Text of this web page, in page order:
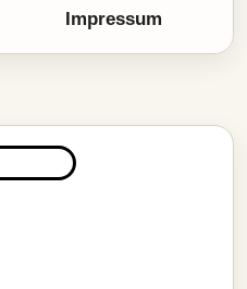
Impressum